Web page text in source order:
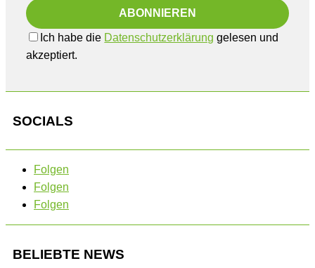
Ich habe die Datenschutzerklärung gelesen und
akzeptiert.
SOCIALS
Folgen
Folgen
Folgen
BELIEBTE NEWS